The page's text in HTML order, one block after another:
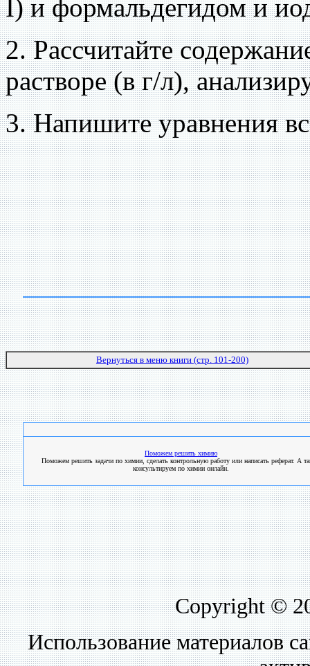
I) и формальдегидом и
2. Рассчитайте
растворе (в г/л),
3. Напишите уравнения
Вернуться в меню книги (стр. 101-200)
Поможем решить химию
Поможем решить задачи по химии, сделать контрольную работу или написать реферат. А
консультируем по химии онлайн.
Copyright ©
Использование материалов